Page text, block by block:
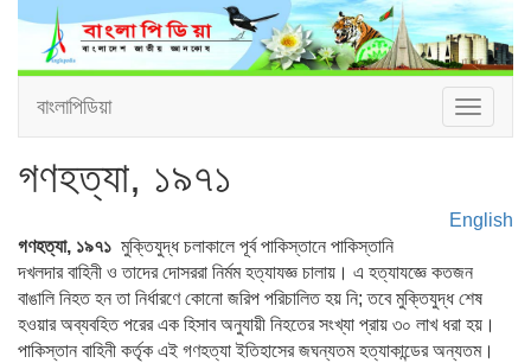
Toggle
বাংলাপিডিয়া
গণহত্যা, ১৯৭১
English
গণহত্যা, ১৯৭১ মুক্তিযুদ্ধ চলাকালে পূর্ব পাকিস্তানে পাকিস্তানি
দখলদার বাহিনী ও তাদের দোসররা নির্মম হত্যাযজ্ঞ চালায়। এ হত্যাযজ্ঞে কতজন
বাঙালি নিহত হন তা নির্ধারণে কোনো জরিপ পরিচালিত হয় নি; তবে মুক্তিযুদ্ধ শেষ
হওয়ার অব্যবহিত পরের এক হিসাব অনুযায়ী নিহতের সংখ্যা প্রায় ৩০ লাখ ধরা হয়।
পাকিস্তান বাহিনী কর্তৃক এই গণহত্যা ইতিহাসের জঘন্যতম হত্যাকান্ডের অন্যতম।